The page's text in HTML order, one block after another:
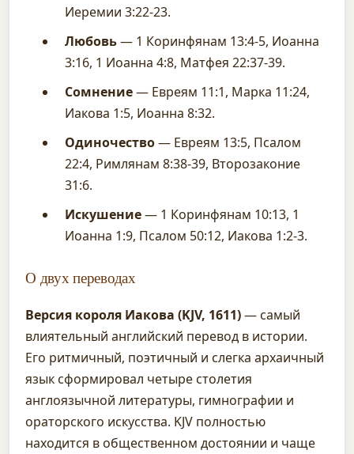
Иеремии 3:22-23.
Любовь— 1 Коринфянам 13:4-5, Иоанна
3:16, 1 Иоанна 4:8, Матфея 22:37-39.
Сомнение— Евреям 11:1, Марка 11:24,
Иакова 1:5, Иоанна 8:32.
Одиночество— Евреям 13:5, Псалом
22:4, Римлянам 8:38-39, Второзаконие
31:6.
Искушение— 1 Коринфянам 10:13, 1
Иоанна 1:9, Псалом 50:12, Иакова 1:2-3.
О двух переводах
Версия короля Иакова (KJV, 1611)— самый
влиятельный английский перевод в истории.
Его ритмичный, поэтичный и слегка архаичный
язык сформировал четыре столетия
англоязычной литературы, гимнографии и
ораторского искусства. KJV полностью
находится в общественном достоянии и чаще